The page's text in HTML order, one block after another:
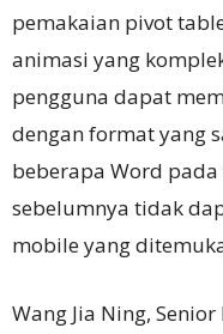
pemakaian pivot
animasi yang
pengguna dapat
dengan format yang
beberapa Word
sebelumnya tidak
mobile yang
Wang Jia Ning,